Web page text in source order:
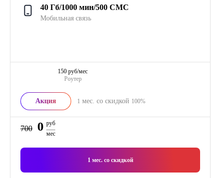
40 Гб/1000 мин/500 СМС
Мобильная связь
Роутер
150 руб/мес
Акция 1 мес. со скидкой 100%
700 0 руб
мес
1 мес. со скидкой